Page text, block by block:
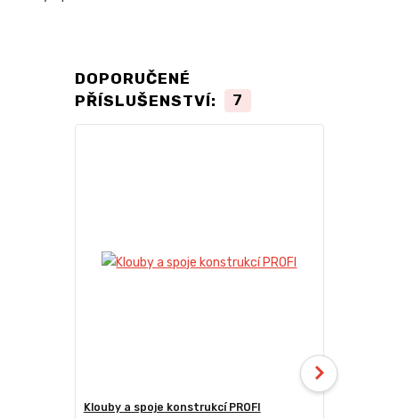
DOPORUČENÉ
PŘÍSLUŠENSTVÍ:
7
Klouby a spoje konstrukcí PROFI